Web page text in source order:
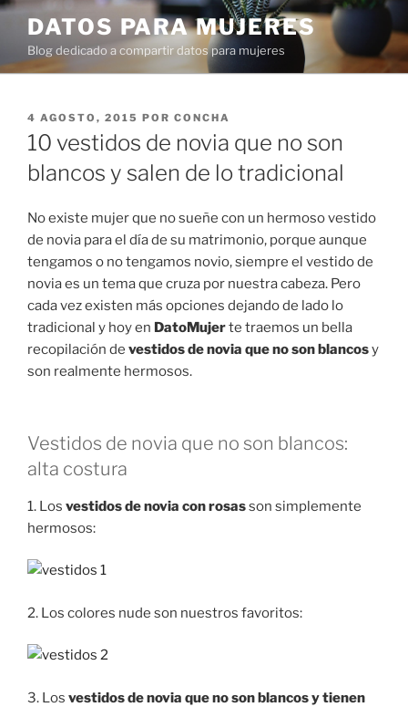
Ir
contenido
DATOS PARA MUJERES
Blog dedicado a compartir datos para mujeres
PUBLICADO
EN
4 AGOSTO, 2015 POR CONCHA
10 vestidos de novia que no son
blancos y salen de lo tradicional
No existe mujer que no sueñe con un hermoso vestido
de novia para el día de su matrimonio, porque aunque
tengamos o no tengamos novio, siempre el vestido de
novia es un tema que cruza por nuestra cabeza. Pero
cada vez existen más opciones dejando de lado lo
tradicional y hoy en DatoMujerte traemos un bella
recopilación de vestidos de novia que no son blancosy
son realmente hermosos.
Vestidos de novia que no son blancos:
alta costura
1. Los vestidos de novia con rosasson simplemente
hermosos:
2. Los colores nude son nuestros favoritos:
3. Los vestidos de novia que no son blancos y tienen